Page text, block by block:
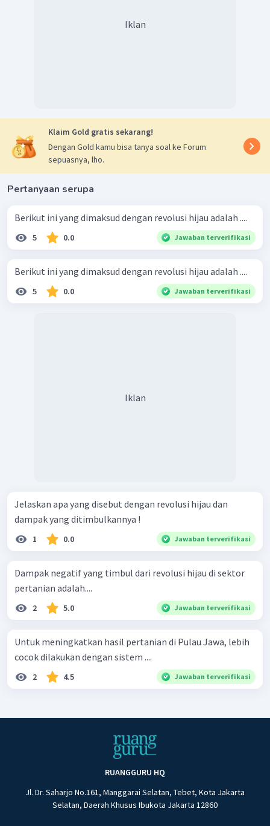
Iklan
Klaim Gold gratis sekarang!
Dengan Gold kamu bisa tanya soal ke Forum
sepuasnya, lho.
Pertanyaan serupa
Berikut ini yang dimaksud dengan revolusi hijau adalah ....
5 0.0 Jawaban terverifikasi
Berikut ini yang dimaksud dengan revolusi hijau adalah ....
5 0.0 Jawaban terverifikasi
Iklan
Jelaskan apa yang disebut dengan revolusi hijau dan
dampak yang ditimbulkannya !
1 0.0 Jawaban terverifikasi
Dampak negatif yang timbul dari revolusi hijau di sektor
pertanian adalah....
2 5.0 Jawaban terverifikasi
Untuk meningkatkan hasil pertanian di Pulau Jawa, lebih
cocok dilakukan dengan sistem ....
2 4.5 Jawaban terverifikasi
RUANGGURU HQ
Jl. Dr. Saharjo No.161, Manggarai Selatan, Tebet, Kota Jakarta
Selatan, Daerah Khusus Ibukota Jakarta 12860